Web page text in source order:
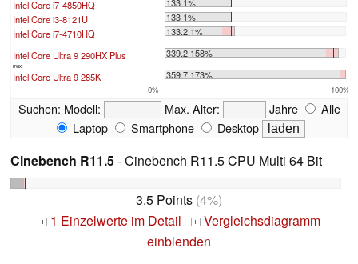
Intel Core i7-4850HQ
133 1%
Intel Core i3-8121U
133 1%
Intel Core i7-4710HQ
133.2 1%
...
Intel Core Ultra 9 290HX Plus 339.2 158%
max:
Intel Core Ultra 9 285K 359.7 173%
0% 100%
Suchen: Modell: Max. Alter: Jahre
Alle
Laptop
Smartphone Desktop
Cinebench R11.5- Cinebench R11.5 CPU Multi 64 Bit
3.5 Points (4%)
+ 1 Einzelwerte im Detail + Vergleichsdiagramm
einblenden